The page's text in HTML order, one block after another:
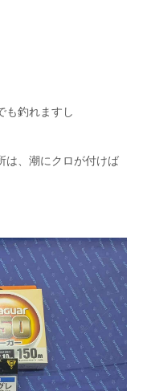
も釣れますし
は、潮にクロが付けば